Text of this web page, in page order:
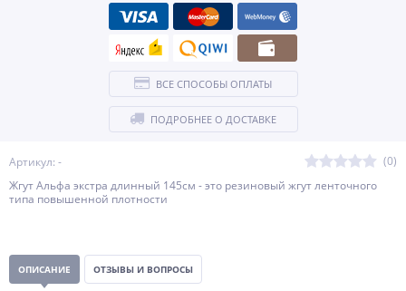
Артикул: -
(0)
Жгут Альфа экстра длинный 145см - это резиновый жгут ленточного
типа повышенной плотности
ВСЕ СПОСОБЫ ОПЛАТЫ
ПОДРОБНЕЕ О ДОСТАВКЕ
ОПИСАНИЕ ОТЗЫВЫ И ВОПРОСЫ